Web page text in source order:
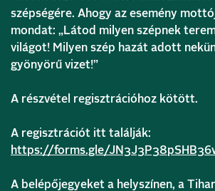
szépségére. Ahogy az esemény
mondat: „Látod milyen szépnek
világot! Milyen szép hazát adott
gyönyörű vizet!”
A részvétel regisztrációhoz kötött.
A regisztrációt itt találják:
https://forms.gle/
A belépőjegyeket a helyszínen, a